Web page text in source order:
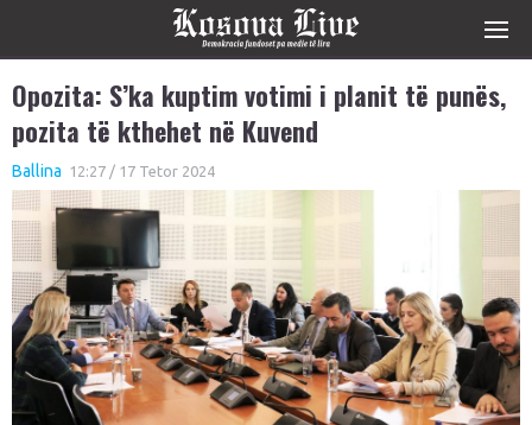
Opozita: S’ka kuptim votimi i planit të punës,
pozita të kthehet në Kuvend
Ballina 12:27 / 17 Tetor 2024